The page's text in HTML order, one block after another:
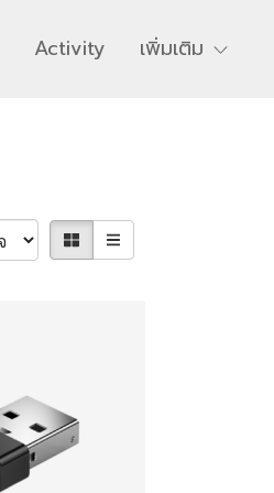
Activity เพิ่มเติม